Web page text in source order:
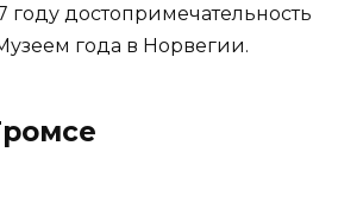
году достопримечательность
года в Норвегии.